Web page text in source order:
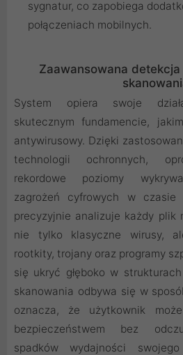
sygnatur, co zapobiega
połączeniach mobilnych.
Zaawansowana
System opiera swoje
skutecznym fundamencie,
antywirusowy. Dzięki
technologii ochronnych,
rekordowe poziomy
zagrożeń cyfrowych w czasie
precyzyjnie analizuje każdy plik
nie tylko klasyczne wirusy,
rootkity, trojany oraz programy
się ukryć głęboko w
skanowania odbywa się w
oznacza, że użytkownik
bezpieczeństwem bez
spadków wydajności